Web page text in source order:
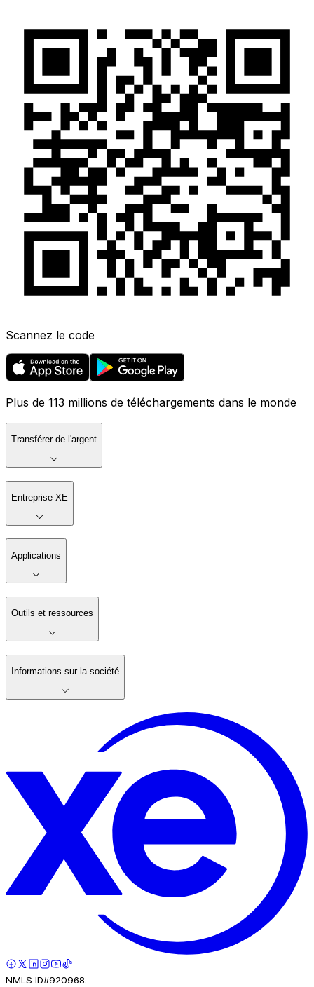
Scannez le code
Plus de 113 millions de téléchargements dans le monde
Transférer de l'argent
Entreprise XE
Applications
Outils et ressources
Informations sur la société
NMLS ID#920968.